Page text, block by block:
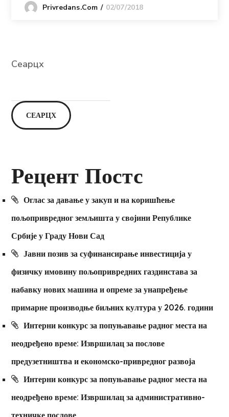
Privredans.com 02/07/2018
Сеарцх
СЕАРЦХ
Рецент Постс
Оглас за давање у закуп и на коришћење
пољопривредног земљишта у својини Републике
Србије у Граду Нови Сад
Јавни позив за суфинансирање инвестиција у
физичку имовину пољопривредних газдинстава за
набавку нових машина и опреме за унапређење
примарне производње биљних култура у 2026. години
Интерни конкурс за попуњавање радног места на
неодређено време: Извршилац за послове
предузетништва и економско-привредног развоја
Интерни конкурс за попуњавање радног места на
неодређено време: Извршилац за административно-